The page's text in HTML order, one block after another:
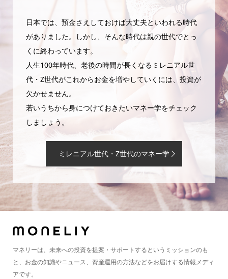
日本では、預金さえしておけば大丈夫といわれる時代
がありました。しかし、そんな時代は親の世代でとっ
くに終わっています。
人生100年時代、老後の時間が長くなるミレニアル世
代・Z世代がこれからお金を増やしていくには、投資が
欠かせません。
若いうちから身につけておきたいマネー学をチェック
しましょう。
ミレニアル世代・Z世代のマネー学
マネリーは、未来への投資を提案・サポートするというミッションのも
と、お金の知識やニュース、資産運用の方法などをお届けする情報メディ
アです。